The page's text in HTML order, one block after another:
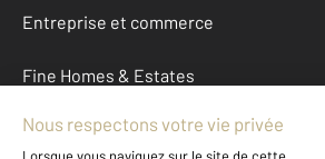
Entreprise et commerce
Fine Homes & Estates
À propos